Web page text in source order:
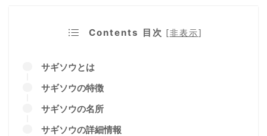
Contents 目次 [非表示]
サギソウとは
サギソウの特徴
サギソウの名所
サギソウの詳細情報